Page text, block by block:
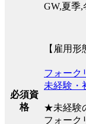
GW,夏季,
【雇用
必須資
格
フォーク
未経験・
★未経験
フォーク